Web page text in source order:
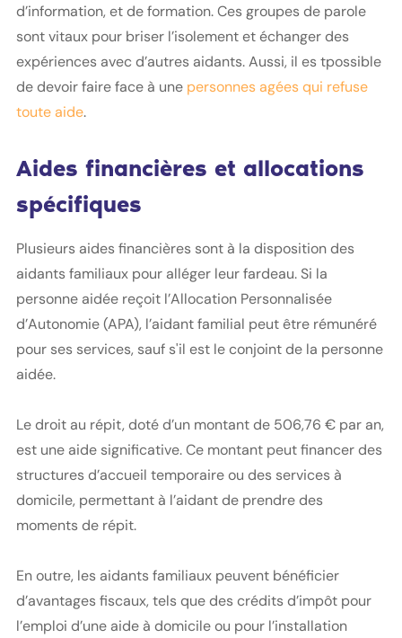
d’information, et de formation. Ces groupes de parole
sont vitaux pour briser l’isolement et échanger des
expériences avec d’autres aidants. Aussi, il es tpossible
de devoir faire face à une personnes agées qui refuse
toute aide.
Aides financières et allocations
spécifiques
Plusieurs aides financières sont à la disposition des
aidants familiaux pour alléger leur fardeau. Si la
personne aidée reçoit l’Allocation Personnalisée
d’Autonomie (APA), l’aidant familial peut être rémunéré
pour ses services, sauf s'il est le conjoint de la personne
aidée.
Le droit au répit, doté d’un montant de 506,76 € par an,
est une aide significative. Ce montant peut financer des
structures d’accueil temporaire ou des services à
domicile, permettant à l’aidant de prendre des
moments de répit.
En outre, les aidants familiaux peuvent bénéficier
d’avantages fiscaux, tels que des crédits d’impôt pour
l’emploi d’une aide à domicile ou pour l’installation